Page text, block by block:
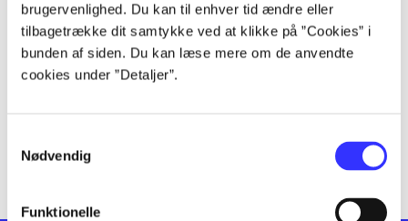
brugervenlighed. Du kan til enhver tid ændre eller
tilbagetrække dit samtykke ved at klikke på ”Cookies” i
bunden af siden. Du kan læse mere om de anvendte
cookies under ”Detaljer”.
Nødvendig
Funktionelle
lorem ipsum dolor sit amet ...
lorem ipsum dolor sit amet ...
lorem ipsum dolor sit amet ...
lorem ipsum dolor sit amet ...
lorem ipsum dolor sit amet ...